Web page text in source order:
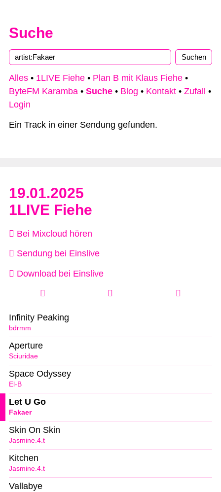
Suche
Alles • 1LIVE Fiehe • Plan B mit Klaus Fiehe •
ByteFM Karamba • Suche • Blog • Kontakt • Zufall
•
Login
Ein Track in einer Sendung gefunden.
19.01.2025
1LIVE Fiehe
Bei Mixcloud hören
Sendung bei Einslive
Download bei Einslive
bdrmm
Infinity Peaking
Sciuridae
Aperture
El-B
Space Odyssey
Fakaer
Let U Go
Jasmine.4.t
Skin On Skin
Jasmine.4.t
Kitchen
Vallabye